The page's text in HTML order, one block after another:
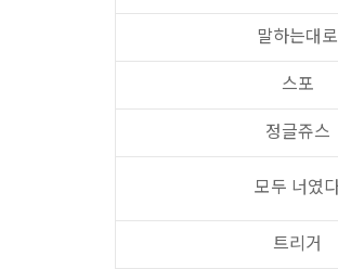
말하는대로
스포
정글쥬스
모두 너였
트리거